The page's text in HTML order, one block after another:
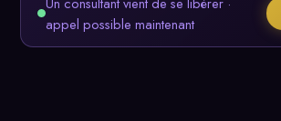
appel possible maintenant